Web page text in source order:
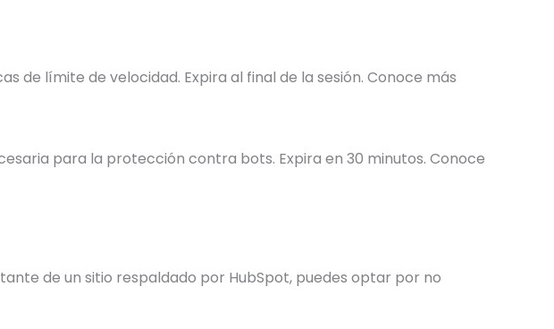
de límite de velocidad. Expira al final de la sesión. Conoce más
para la protección contra bots. Expira en 30 minutos. Conoce
de un sitio respaldado por HubSpot, puedes optar por no